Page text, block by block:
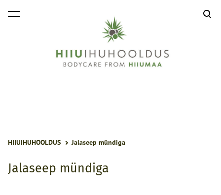
lisati ostukorvi. Vaata ostukorvi
HIIUIHUHOOLDUS Jalaseep mündiga
Jalaseep mündiga